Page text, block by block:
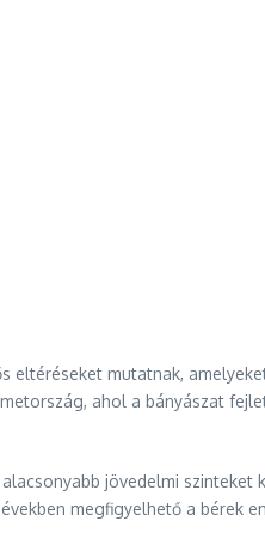
eltéréseket mutatnak,
ahol a bányászat
jövedelmi
megfigyelhető a bérek